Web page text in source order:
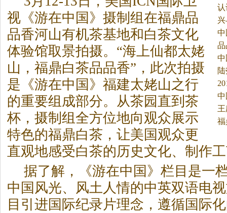
王
做
视《游在中国》摄制组在福鼎品
品香河山有机茶基地和白茶文化
体验馆取景拍摄。 “海上仙都太姥
山，福鼎白茶品品香”，此次拍摄
是《游在中国》福建太姥山之行
的重要组成部分。从茶园直到茶
杯，摄制组全方位地向观众展示
特色的福鼎白茶 ，让美国观众更
直观地感受白茶的历史文化、制作
据了解，《游在中国》栏目是一
中国风光、风土人情的中英双语电
目引进国际纪录片理念，遵循国际